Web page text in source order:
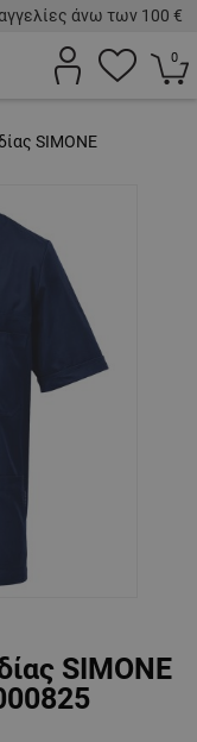
άνω των 100 €
0
SIMONE
SIMONE